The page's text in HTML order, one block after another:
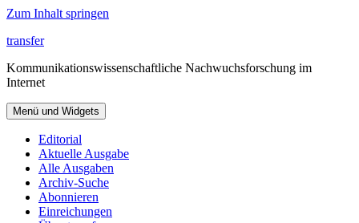
Zum Inhalt springen
transfer
Kommunikationswissenschaftliche Nachwuchsforschung im
Internet
Menü und Widgets
Editorial
Aktuelle Ausgabe
Alle Ausgaben
Archiv-Suche
Abonnieren
Einreichungen